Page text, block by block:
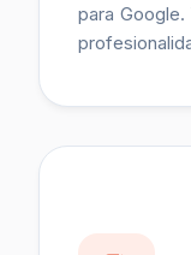
para Google.